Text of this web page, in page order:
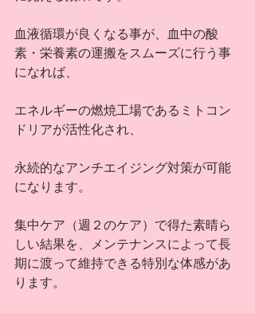
血液循環が良くなる事が、血中の酸
素・栄養素の運搬をスムーズに行う事
になれば、
エネルギーの燃焼工場であるミトコン
ドリアが活性化され、
永続的なアンチエイジング対策が可能
になります。
集中ケア（週２のケア）で得た素晴ら
しい結果を、メンテナンスによって長
期に渡って維持できる特別な体感があ
ります。